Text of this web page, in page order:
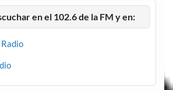
en el 102.6 de la FM y en: